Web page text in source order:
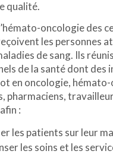
qualité.
oncologie des
les personnes
de sang. Ils
de la santé dont des
en oncologie,
pharmaciens,
:
les patients sur leur
les soins et les